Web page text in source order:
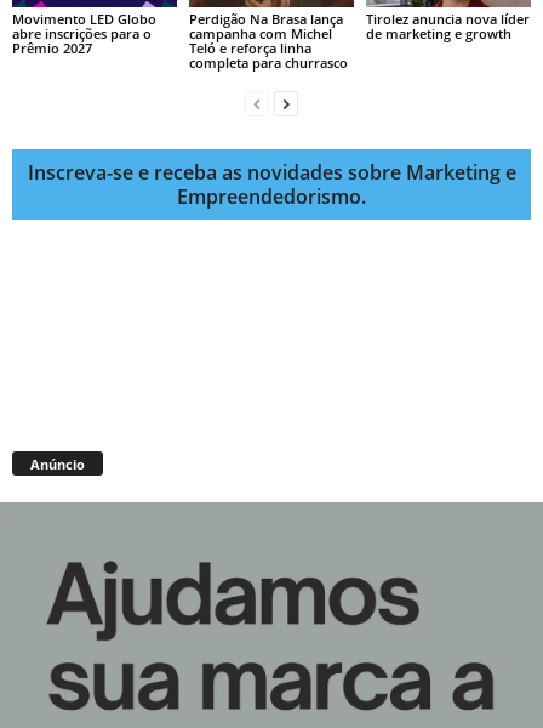
Movimento LED Globo
abre inscrições para o
Prêmio 2027
Perdigão Na Brasa lança
campanha com Michel
Teló e reforça linha
completa para churrasco
Tirolez anuncia nova líder
de marketing e growth
Inscreva-se e receba as novidades sobre Marketing e
Empreendedorismo.
Anúncio